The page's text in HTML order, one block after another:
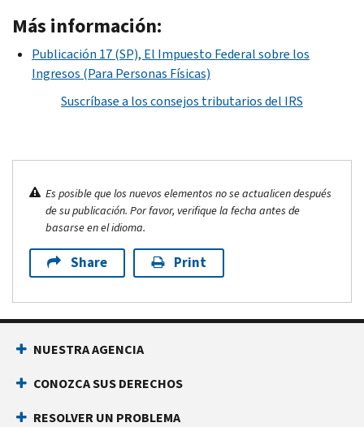
Más información:
Publicación 17 (SP), El Impuesto Federal sobre los
Ingresos (Para Personas Físicas)
Suscríbase a los consejos tributarios del IRS
Es posible que los nuevos elementos no se actualicen después
de su publicación. Por favor, verifique la fecha antes de
basarse en el idioma.
Share Print
NUESTRA AGENCIA
CONOZCA SUS DERECHOS
RESOLVER UN PROBLEMA